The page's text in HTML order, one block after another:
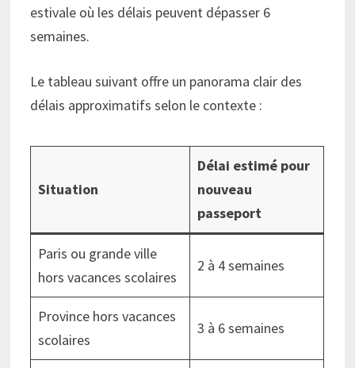
estivale où les délais peuvent dépasser 6
semaines.
Le tableau suivant offre un panorama clair des
délais approximatifs selon le contexte :
Situation
Délai estimé pour
nouveau
passeport
Paris ou grande ville
hors vacances scolaires
2 à 4 semaines
Province hors vacances
scolaires
3 à 6 semaines